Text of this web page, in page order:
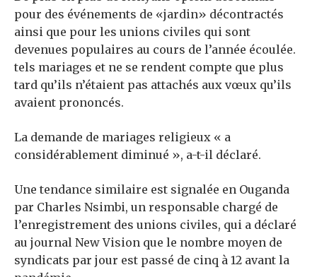
pour des événements de «jardin» décontractés
ainsi que pour les unions civiles qui sont
devenues populaires au cours de l’année écoulée.
tels mariages et ne se rendent compte que plus
tard qu’ils n’étaient pas attachés aux vœux qu’ils
avaient prononcés.
La demande de mariages religieux « a
considérablement diminué », a-t-il déclaré.
Une tendance similaire est signalée en Ouganda
par Charles Nsimbi, un responsable chargé de
l’enregistrement des unions civiles, qui a déclaré
au journal New Vision que le nombre moyen de
syndicats par jour est passé de cinq à 12 avant la